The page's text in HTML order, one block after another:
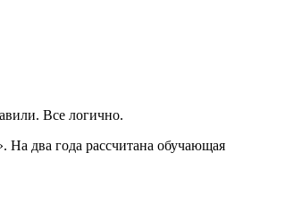
Все логично.
На два года рассчитана обучающая